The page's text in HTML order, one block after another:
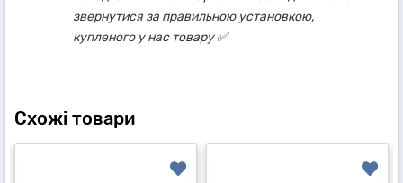
звернутися за правильною установкою,
купленого у нас товару ✅
Схожі товари